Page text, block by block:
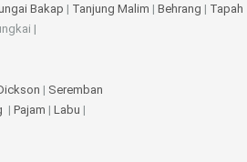
Bakap | Tanjung Malim | Behrang | Tapah
|
| Seremban
| Pajam | Labu |